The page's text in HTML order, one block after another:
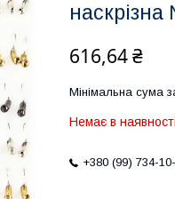
616,64 ₴
Мінімальна сума
Немає в наявності
+380 (99) 734-